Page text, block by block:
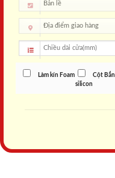
Làm kín Foam
Cột Bắn
silicon